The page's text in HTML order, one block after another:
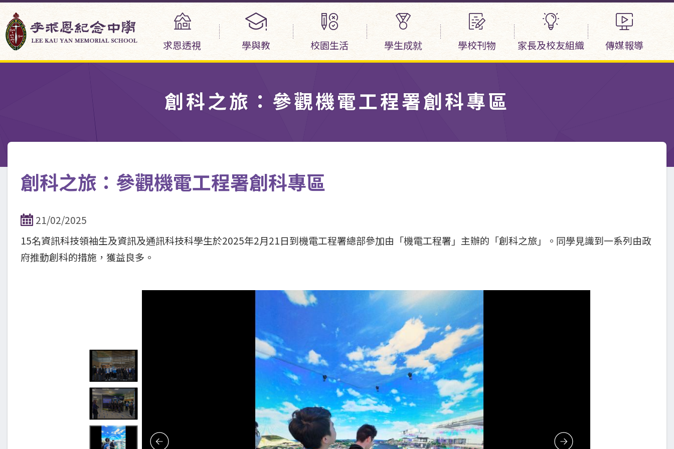
求恩透視 學與教 校園生活 學生成就 學校刊物 家長及校友組織 傳媒報導
創科之旅：參觀機電工程署創科專區
創科之旅：參觀機電工程署創科專區
21/02/2025
15名資訊科技領袖生及資訊及通訊科技科學生於2025年2月21日到機電工程署總部參加由「機電工程署」主辦的「創科之旅」。同學見識到一系列由政
府推動創科的措施，獲益良多。